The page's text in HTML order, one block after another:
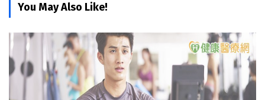
You May Also Like!